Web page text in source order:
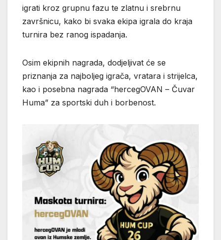
igrati kroz grupnu fazu te zlatnu i srebrnu
završnicu, kako bi svaka ekipa igrala do kraja
turnira bez ranog ispadanja.
Osim ekipnih nagrada, dodjeljivat će se
priznanja za najboljeg igrača, vratara i strijelca,
kao i posebna nagrada “hercegOVAN – Čuvar
Huma” za sportski duh i borbenost.